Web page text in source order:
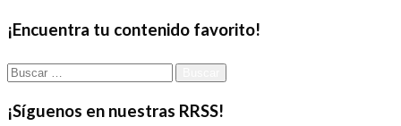
entradas
¡Encuentra tu contenido favorito!
Buscar:
¡Síguenos en nuestras RRSS!